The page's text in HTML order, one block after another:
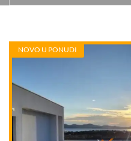
NOVO U PONUDI